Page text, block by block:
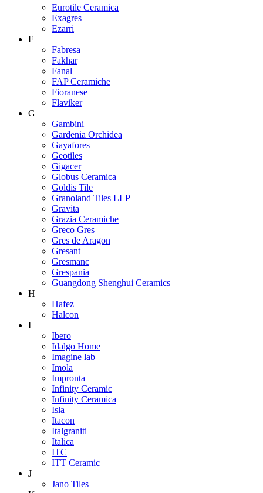
Eurotile Ceramica
Exagres
Ezarri
F
Fabresa
Fakhar
Fanal
FAP Ceramiche
Fioranese
Flaviker
G
Gambini
Gardenia Orchidea
Gayafores
Geotiles
Gigacer
Globus Ceramica
Goldis Tile
Granoland Tiles LLP
Gravita
Grazia Ceramiche
Greco Gres
Gres de Aragon
Gresant
Gresmanc
Grespania
Guangdong Shenghui Ceramics
H
Hafez
Halcon
I
Ibero
Idalgo Home
Imagine lab
Imola
Impronta
Infinity Ceramic
Infinity Ceramica
Isla
Itacon
Italgraniti
Italica
ITC
ITT Ceramic
J
Jano Tiles